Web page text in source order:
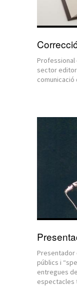
sector
comunicació
Presentador
públics i
entregues
espectacles